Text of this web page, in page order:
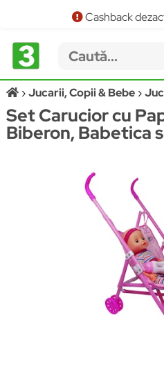
Cashback
Jucarii, Copii & Bebe
Set Carucior cu
Biberon, Babetica